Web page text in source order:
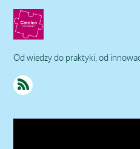
Od wiedzy do praktyki, od